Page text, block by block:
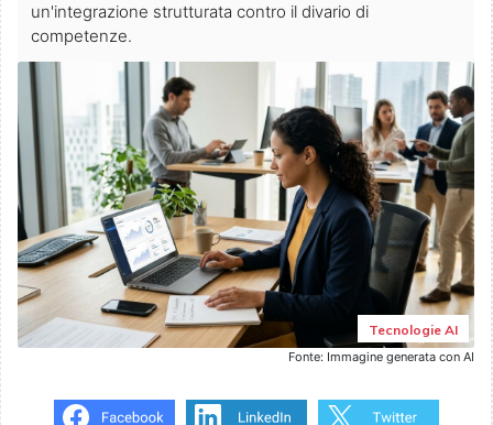
un'integrazione strutturata contro il divario di
competenze.
Tecnologie AI
Fonte: Immagine generata con AI